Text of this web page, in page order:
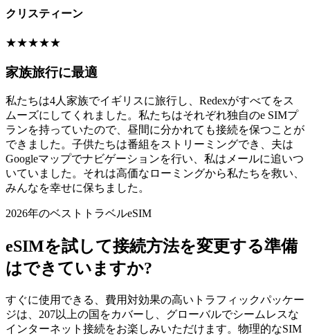
クリスティーン
★★★★★
家族旅行に最適
私たちは4人家族でイギリスに旅行し、Redexがすべてをス
ムーズにしてくれました。私たちはそれぞれ独自のe SIMプ
ランを持っていたので、昼間に分かれても接続を保つことが
できました。子供たちは番組をストリーミングでき、夫は
Googleマップでナビゲーションを行い、私はメールに追いつ
いていました。それは高価なローミングから私たちを救い、
みんなを幸せに保ちました。
2026年のベストトラベルeSIM
eSIMを試して接続方法を変更する準備
はできていますか?
すぐに使用できる、費用対効果の高いトラフィックパッケー
ジは、207以上の国をカバーし、グローバルでシームレスな
インターネット接続をお楽しみいただけます。物理的なSIM